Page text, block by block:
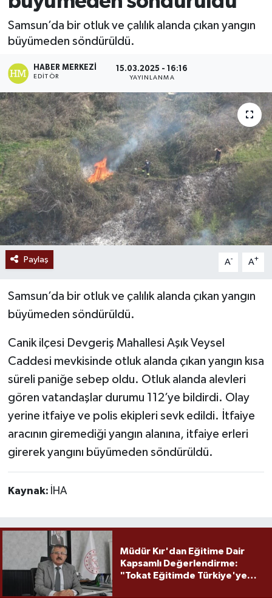
Samsun’da bir otluk ve çalılık alanda çıkan yangın
büyümeden söndürüldü.
HABER MERKEZI
EDITÖR
15.03.2025 - 16:16
YAYINLANMA
Paylaş A- A+
Samsun’da bir otluk ve çalılık alanda çıkan yangın
büyümeden söndürüldü.
Canik ilçesi Devgeriş Mahallesi Aşık Veysel
Caddesi mevkisinde otluk alanda çıkan yangın kısa
süreli paniğe sebep oldu. Otluk alanda alevleri
gören vatandaşlar durumu 112’ye bildirdi. Olay
yerine itfaiye ve polis ekipleri sevk edildi. İtfaiye
aracının giremediği yangın alanına, itfaiye erleri
girerek yangını büyümeden söndürüldü.
Kaynak: İHA
Müdür Kır'dan Eğitime Dair
Kapsamlı Değerlendirme:
"Tokat Eğitimde Türkiye'ye
Ekonomi